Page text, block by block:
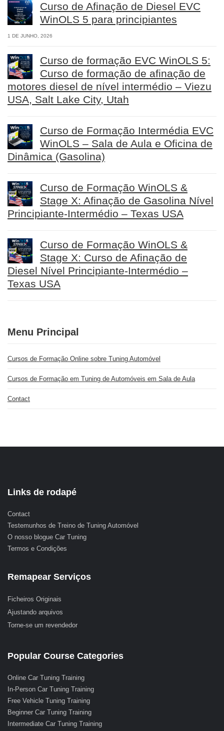
Curso de Afinação de Diesel EVC
WinOLS 5 para principiantes
1 DE JUNHO, 2026
Curso de formação EVC WinOLS 5:
Curso de formação de afinação de
motores diesel de nível intermédio – Viezu
USA, Salt Lake City, Utah
Curso de Formação Intermédia EVC
WinOLS – Sala de Aula e Oficina de
Dinâmica (Gasolina)
Curso de Formação WinOLS &
Stage X: Afinação de Gasolina Nível
Principiante-Intermédio – Texas USA
Curso de Formação WinOLS &
Stage X: Curso de Afinação de
Diesel Nível Principiante-Intermédio –
Texas USA
Menu Principal
Cursos de Formação Online sobre Tuning Automóvel
Cursos de Formação em Tuning de Automóveis em Sala de Aula
Contact
Links de rodapé
Contact
Testemunhos de Treino de Tuning Automóvel
O nosso blogue Car Tuning
Termos e Condições
Remapear Serviços
Ficheiros Originais
Ajustando arquivos
Torne-se um revendedor
Popular Course Categories
Online Car Tuning Training
In-Person Car Tuning Training
Free Vehicle Tuning Training
Beginner Car Tuning Training
Intermediate Car Tuning Training